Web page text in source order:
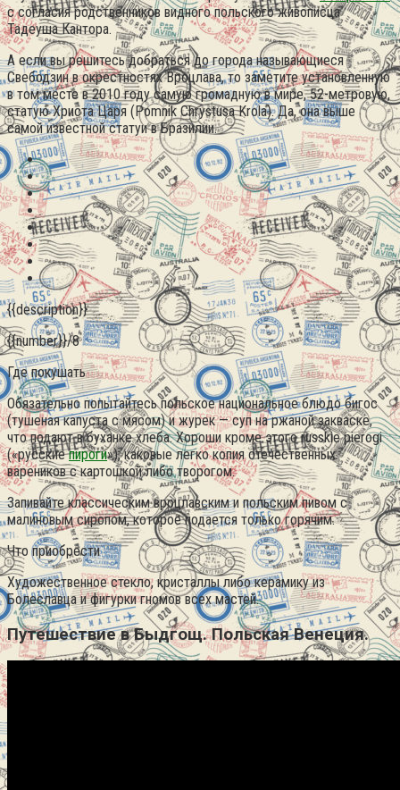
с согласия родственников видного польского живописца
Тадеуша Кантора.
А если вы решитесь добраться до города называющиеся
Свебодзин в окрестностях Вроцлава, то заметите установленную
в том месте в 2010 году самую громадную в мире, 52-метровую,
статую Христа Царя (Pomnik Chrystusa Krola). Да, она выше
самой известной статуи в Бразилии.
{{description}}
{{number}}/8
Где покушать
Обязательно попытайтесь польское национальное блюдо бигос
(тушеная капуста с мясом) и журек — суп на ржаной закваске,
что подают в буханке хлеба. Хороши кроме этого russkie pierogi
(«русскиепироги»), каковые легко копия отечественных
вареников с картошкой либо творогом.
Запивайте классическим вроцлавским и польским пивом с
малиновым сиропом, которое подается только горячим.
Что приобрести
Художественное стекло, кристаллы либо керамику из
Болеславца и фигурки гномов всех мастей.
Путешествие в Быдгощ. Польская Венеция.